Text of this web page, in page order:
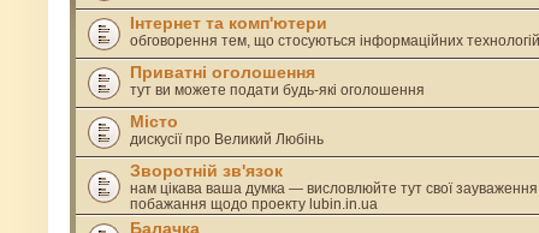
Інтернет та комп'ютери
обговорення тем, що стосуються інформаційних технологій
Приватні оголошення
тут ви можете подати будь-які оголошення
Місто
дискусії про Великий Любінь
Зворотній зв'язок
нам цікава ваша думка — висловлюйте тут свої
побажання щодо проекту lubin.in.ua
Балачка